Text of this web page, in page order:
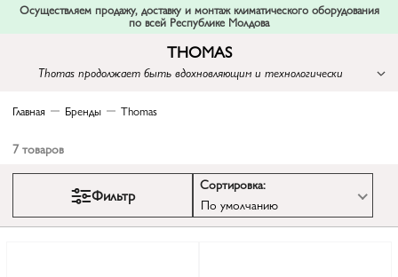
Осуществляем продажу, доставку и монтаж климатического оборудования
по всей Республике Молдова
THOMAS
Thomas продолжает быть вдохновляющим и технологически
использования
Главная Бренды Thomas
7товаров
Фильтр
Сортировка:
По умолчанию